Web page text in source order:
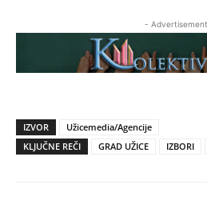
-
IZVOR
Užicemedia/Agencije
KLJUČNE REČI
GRAD UŽICE IZBORI